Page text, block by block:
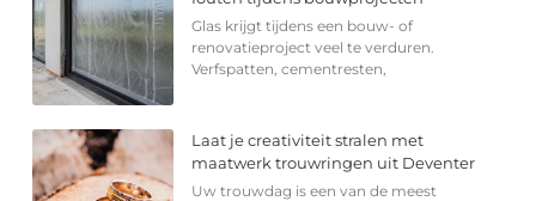
Glas krijgt tijdens een bouw- of
renovatieproject veel te verduren.
Verfspatten, cementresten,
Laat je creativiteit stralen met
maatwerk trouwringen uit Deventer
Uw trouwdag is een van de meest